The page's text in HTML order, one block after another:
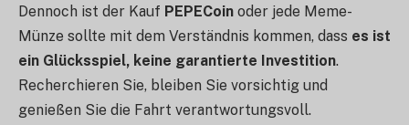
Dennoch ist der Kauf PEPECoin oder jede Meme-
Münze sollte mit dem Verständnis kommen, dass es ist
ein Glücksspiel, keine garantierte Investition.
Recherchieren Sie, bleiben Sie vorsichtig und
genießen Sie die Fahrt verantwortungsvoll.